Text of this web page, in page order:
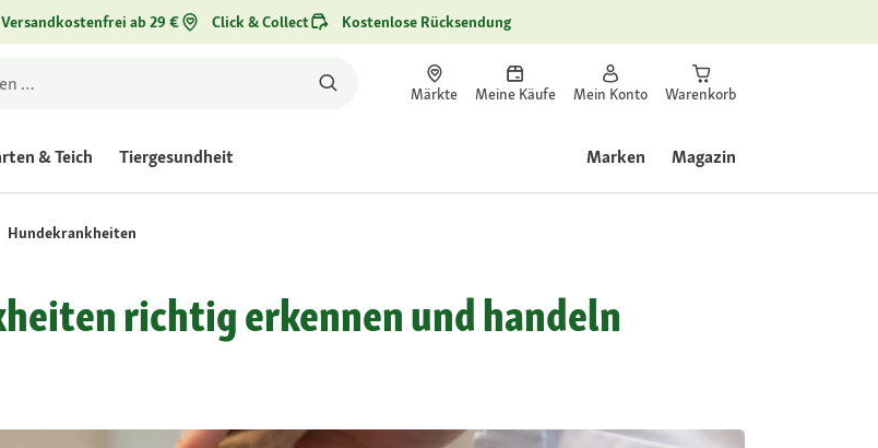
Versandkostenfrei ab 29 € Click & Collect Kostenlose Rücksendung
Märkte Meine Käufe Mein Konto Warenkorb
& Teich Tiergesundheit Marken Magazin
Hundekrankheiten
richtig erkennen und handeln